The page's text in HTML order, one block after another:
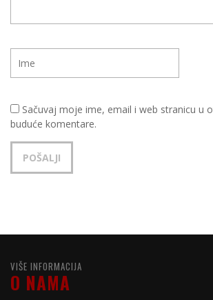
Sačuvaj moje ime, email i web stranicu u
buduće komentare.
VIŠE INFORMACIJA
O NAMA